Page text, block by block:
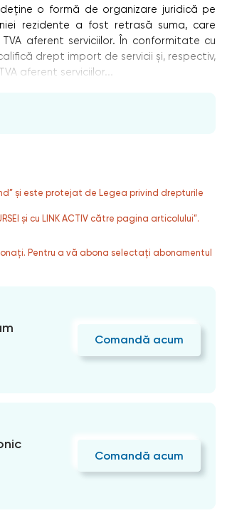
o formă de organizare juridică pe
rezidente a fost retrasă suma, care
aferent serviciilor. În conformitate cu
drept import de servicii și, respectiv,
aferent serviciilor...
și este protejat de Legea privind drepturile
și cu LINK ACTIV către pagina articolului”.
Pentru a vă abona selectați abonamentul
Comandă acum
Comandă acum